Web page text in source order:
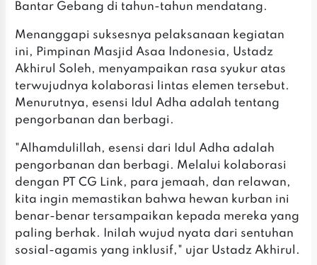
Bantar Gebang di tahun-tahun mendatang.
‎Menanggapi suksesnya pelaksanaan kegiatan
ini, Pimpinan Masjid Asaa Indonesia, Ustadz
Akhirul Soleh, menyampaikan rasa syukur atas
terwujudnya kolaborasi lintas elemen tersebut.
Menurutnya, esensi Idul Adha adalah tentang
pengorbanan dan berbagi.
‎‎"Alhamdulillah, esensi dari Idul Adha adalah
pengorbanan dan berbagi. Melalui kolaborasi
dengan PT CG Link, para jemaah, dan relawan,
kita ingin memastikan bahwa hewan kurban ini
benar-benar tersampaikan kepada mereka yang
paling berhak. Inilah wujud nyata dari sentuhan
sosial-agamis yang inklusif," ujar Ustadz Akhirul.